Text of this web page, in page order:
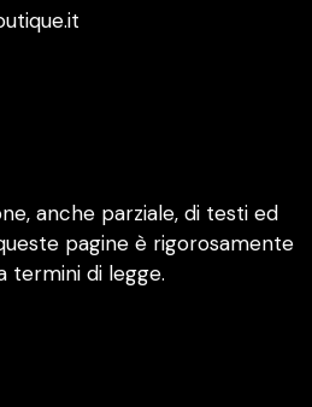
anche parziale, di testi ed
pagine è rigorosamente
termini di legge.